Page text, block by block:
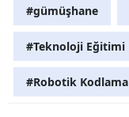
#gümüşhane
#Teknoloji Eğitimi
#Robotik Kodlama